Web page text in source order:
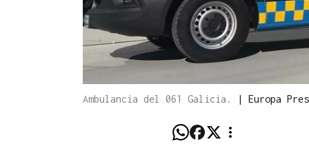
Ambulancia del 061 Galicia. | Europa